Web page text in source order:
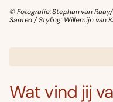
© Fotografie: Stephan van
Santen / Styling: Willemijn van
Wat vind jij